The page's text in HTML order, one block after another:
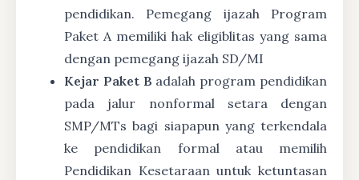
pendidikan. Pemegang ijazah Program
Paket A memiliki hak eligiblitas yang sama
dengan pemegang ijazah SD/MI
Kejar Paket B adalah program pendidikan
pada jalur nonformal setara dengan
SMP/MTs bagi siapapun yang terkendala
ke pendidikan formal atau memilih
Pendidikan Kesetaraan untuk ketuntasan